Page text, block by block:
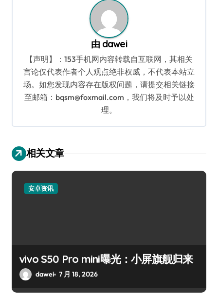
由 dawei
【声明】：153手机网内容转载自互联网，其相关
言论仅代表作者个人观点绝非权威，不代表本站立
场。如您发现内容存在版权问题，请提交相关链接
至邮箱：bqsm@foxmail.com，我们将及时予以处
理。
相关文章
安卓资讯
vivo S50 Pro mini曝光：小屏旗舰归来
dawei 7 月 18, 2026